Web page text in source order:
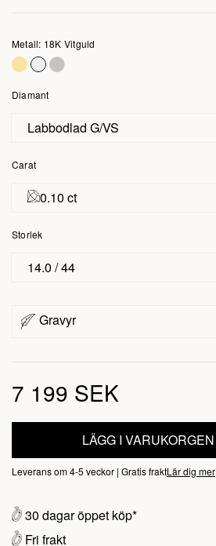
Metall: 18K Vitguld
Diamant
Labbodlad G/VS
Carat
0.10 ct
Storlek
14.0 / 44
Gravyr
7 199 SEK
LÄGG I VARUKORGEN
Leverans om 4-5 veckor | Gratis fraktLär dig mer
30 dagar öppet köp*
Fri frakt